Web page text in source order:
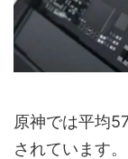
原神では平均
されています。